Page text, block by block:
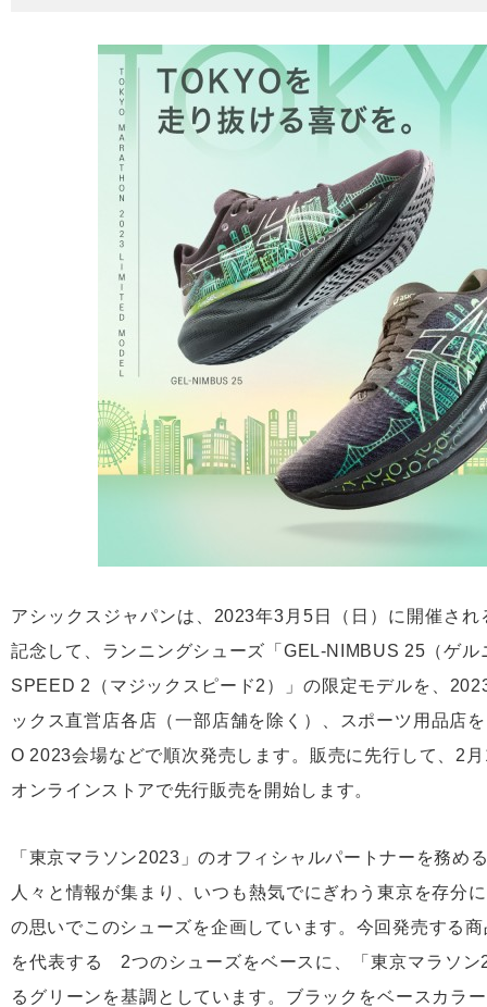
アシックスジャパンは、2023年3月5日（日）に開催さ
記念して、ランニングシューズ「GEL-NIMBUS 25（ゲ
SPEED 2（マジックスピード2）」の限定モデルを、
ックス直営店各店（一部店舗を除く）、スポーツ用品店
O 2023会場などで順次発売します。販売に先行して、2
オンラインストアで先行販売を開始します。
「東京マラソン2023」のオフィシャルパートナーを務め
人々と情報が集まり、いつも熱気でにぎわう東京を存分
の思いでこのシューズを企画しています。今回発売する
を代表する 2つのシューズをベースに、「東京マラソン
るグリーンを基調としています。ブラックをベースカラ